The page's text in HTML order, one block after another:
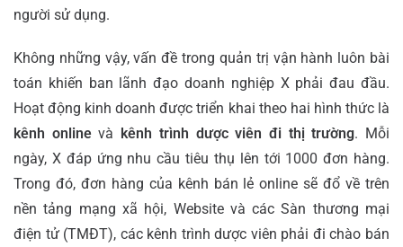
người sử dụng.
Không những vậy, vấn đề trong quản trị vận hành luôn bài
toán khiến ban lãnh đạo doanh nghiệp X phải đau đầu.
Hoạt động kinh doanh được triển khai theo hai hình thức là
kênh onlinevà kênh trình dược viên đi thị trường. Mỗi
ngày, X đáp ứng nhu cầu tiêu thụ lên tới 1000 đơn hàng.
Trong đó, đơn hàng của kênh bán lẻ online sẽ đổ về trên
nền tảng mạng xã hội, Website và các Sàn thương mại
điện tử (TMĐT), các kênh trình dược viên phải đi chào bán